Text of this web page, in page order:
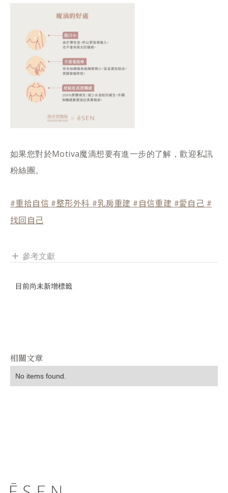
如果您對於Motiva魔滴想要有進一步的了解，歡迎私訊
粉絲團。
#重拾自信 #整形外科 #乳房重建 #自信重建 #愛自己 #
找回自己
add 參考文獻
目前尚未新增標籤
相關文章
No items found.